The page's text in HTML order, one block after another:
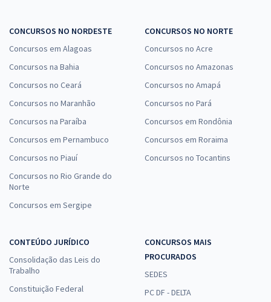
CONCURSOS NO NORDESTE
Concursos em Alagoas
Concursos na Bahia
Concursos no Ceará
Concursos no Maranhão
Concursos na Paraíba
Concursos em Pernambuco
Concursos no Piauí
Concursos no Rio Grande do
Norte
Concursos em Sergipe
CONCURSOS NO NORTE
Concursos no Acre
Concursos no Amazonas
Concursos no Amapá
Concursos no Pará
Concursos em Rondônia
Concursos em Roraima
Concursos no Tocantins
CONTEÚDO JURÍDICO
Consolidação das Leis do
Trabalho
Constituição Federal
CONCURSOS MAIS
PROCURADOS
SEDES
PC DF - DELTA